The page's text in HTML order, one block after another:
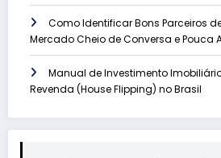
Como Identificar Bons Parceiros
Mercado Cheio de Conversa e Pouca
Manual de Investimento
Revenda (House Flipping) no Brasil